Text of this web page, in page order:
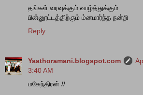
தங்கள் வரவுக்கும் வாழ்த்துக்கும்
பின்னூட்டத்திற்கும் ம்னமார்ந்த நன்றி
Reply
Yaathoramani.blogspot.com
3:40 AM
மகேந்திரன் //